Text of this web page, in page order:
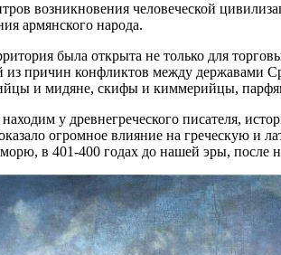
возникновения человеческой
армянского народа.
была открыта не только для
из причин конфликтов между
и мидяне, скифы и киммерийцы,
у древнегреческого писателя,
огромное влияние на греческую и
в 401-400 годах до нашей эры,